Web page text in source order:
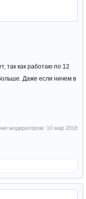
так как работаю по 12
Даже если ничем в
модератором: 10 мар 2018